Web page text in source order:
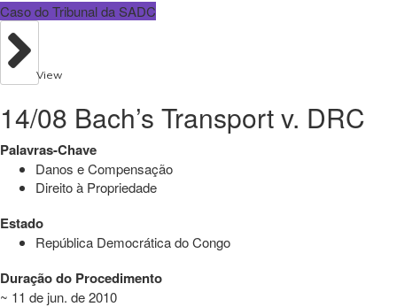
Caso do Tribunal da SADC
View
14/08 Bach’s Transport v. DRC
Palavras-Chave
Danos e Compensação
Direito à Propriedade
Estado
República Democrática do Congo
Duração do Procedimento
~ 11 de jun. de 2010